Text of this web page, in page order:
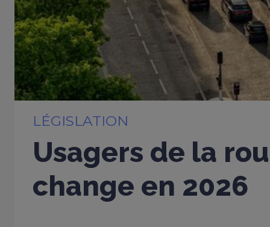
LÉGISLATION
Usagers de la
change en 2026